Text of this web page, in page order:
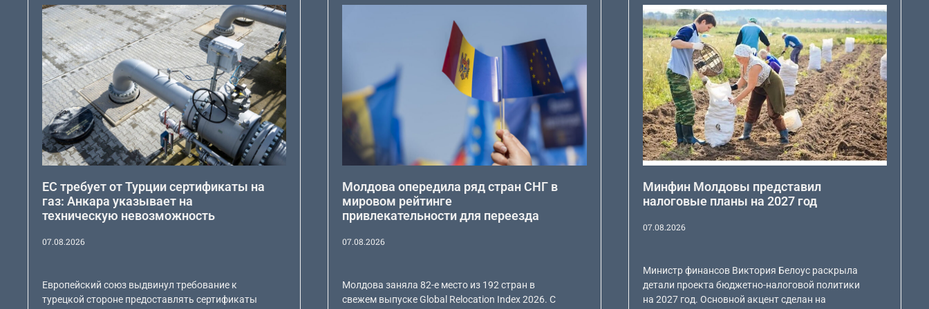
ЕС требует от Турции сертификаты на
газ: Анкара указывает на
техническую невозможность
07.08.2026
Европейский союз выдвинул требование к
турецкой стороне предоставлять сертификаты
Молдова опередила ряд стран СНГ в
мировом рейтинге
привлекательности для переезда
07.08.2026
Молдова заняла 82-е место из 192 стран в
свежем выпуске Global Relocation Index 2026. С
Минфин Молдовы представил
налоговые планы на 2027 год
07.08.2026
Министр финансов Виктория Белоус раскрыла
детали проекта бюджетно-налоговой политики
на 2027 год. Основной акцент сделан на